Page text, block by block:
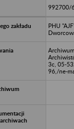
992700/
PHU
3c, 05-
96,/ne-